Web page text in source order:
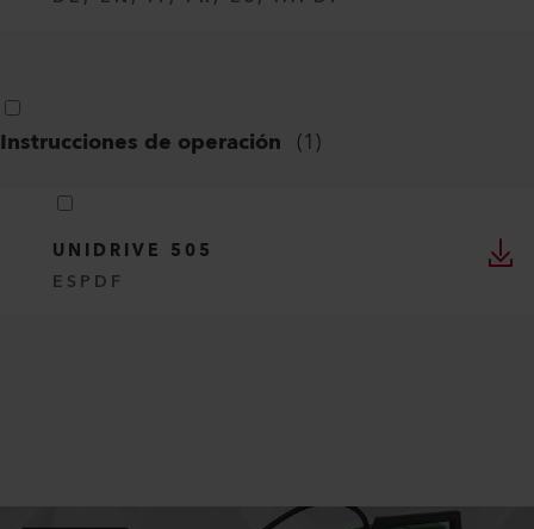
Instrucciones de operación (1)
UNIDRIVE 505
ES PDF